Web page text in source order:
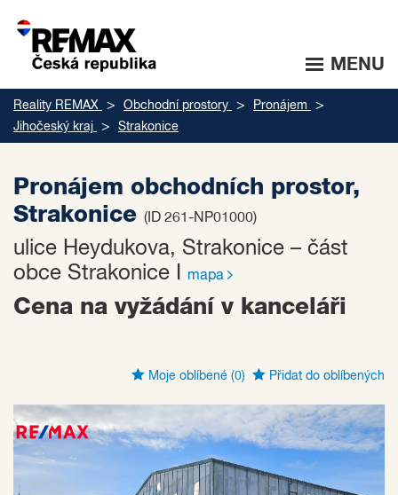
MENU
Reality REMAX Obchodní prostory
Pronájem
Jihočeský kraj
Strakonice
Pronájem obchodních prostor,
Strakonice (ID 261-NP01000)
ulice Heydukova, Strakonice – část
obce Strakonice I
mapa
Cena na vyžádání v kanceláři
Moje oblíbené (0) Přidat do oblíbených